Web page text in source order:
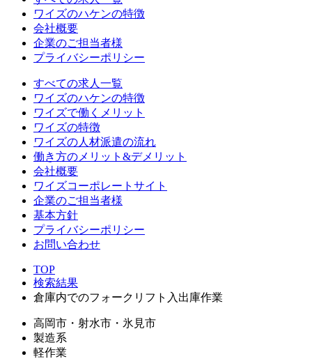
ワイズのハケンの特徴
会社概要
企業のご担当者様
プライバシーポリシー
すべての求人一覧
ワイズのハケンの特徴
ワイズで働くメリット
ワイズの特徴
ワイズの人材派遣の流れ
働き方のメリット&デメリット
会社概要
ワイズコーポレートサイト
企業のご担当者様
基本方針
プライバシーポリシー
お問い合わせ
TOP
検索結果
倉庫内でのフォークリフト入出庫作業
高岡市・射水市・氷見市
製造系
軽作業